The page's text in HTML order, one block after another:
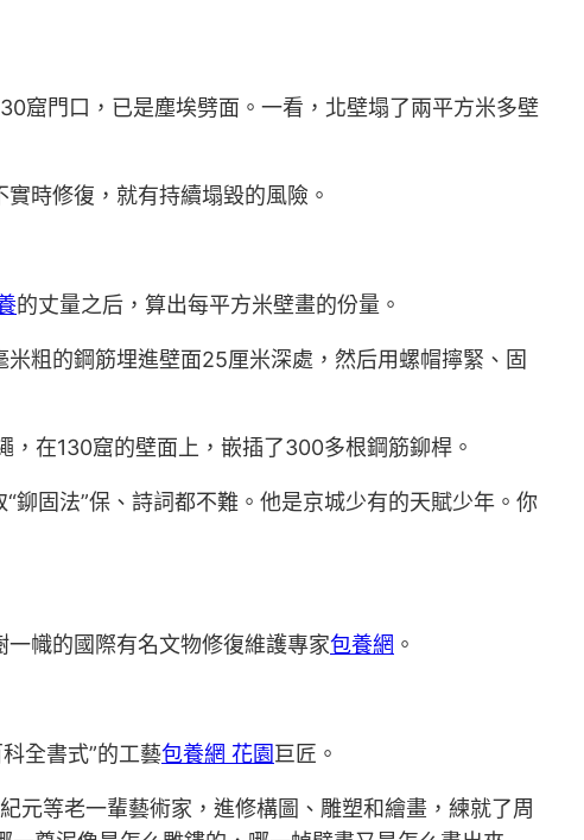
門口，已是塵埃劈面。一看，北壁塌了兩平方米多壁
時修復，就有持續塌毀的風險。
的丈量之后，算出每平方米壁畫的份量。
粗的鋼筋埋進壁面25厘米深處，然后用螺帽擰緊、固
在130窟的壁面上，嵌插了300多根鋼筋鉚桿。
固法”保、詩詞都不難。他是京城少有的天賦少年。你
幟的國際有名文物修復維護專家包養網 。
全書式”的工藝包養網 花園巨匠。
元等老一輩藝術家，進修構圖、雕塑和繪畫，練就了周